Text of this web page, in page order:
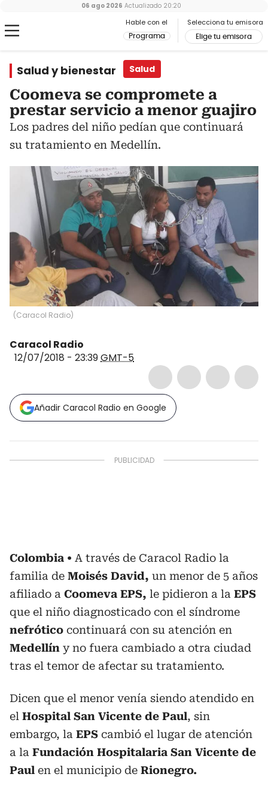
Hable con el
Programa
Selecciona tu emisora
Elige tu emisora
06 ago 2026 Actualizado 20:20
Salud y bienestar Salud
Coomeva se compromete a
prestar servicio a menor guajiro
Los padres del niño pedían que continuará
su tratamiento en Medellín.
(Caracol Radio)
Caracol Radio
12/07/2018 - 23:39GMT-5
Añadir Caracol Radio en Google
Colombia
A través de Caracol Radio la
familia de Moisés David, un menor de 5 años
afiliado a Coomeva EPS, le pidieron a la EPS
que el niño diagnosticado con el síndrome
nefrótico continuará con su atención en
Medellín y no fuera cambiado a otra ciudad
tras el temor de afectar su tratamiento.
Dicen que el menor venía siendo atendido en
el Hospital San Vicente de Paul, sin
embargo, la EPS cambió el lugar de atención
a la Fundación Hospitalaria San Vicente de
Paul en el municipio de Rionegro.